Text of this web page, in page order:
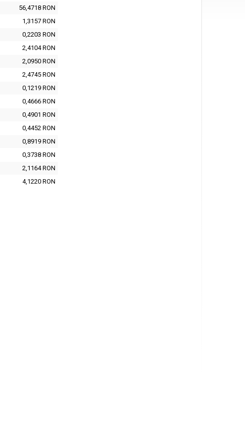
56,4718 RON
1,3157 RON
0,2203 RON
2,4104 RON
2,0950 RON
2,4745 RON
0,1219 RON
0,4666 RON
0,4901 RON
0,4452 RON
0,8919 RON
0,3738 RON
2,1164 RON
4,1220 RON